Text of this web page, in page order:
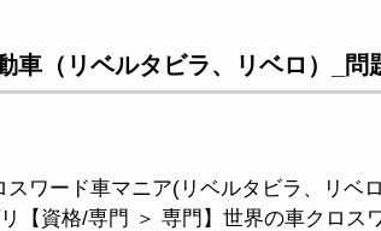
車（リベルタビラ、リベロ）_問
スワード車マニア(リベルタビラ、リベ
【資格/専門 ＞ 専門】世界の車クロス